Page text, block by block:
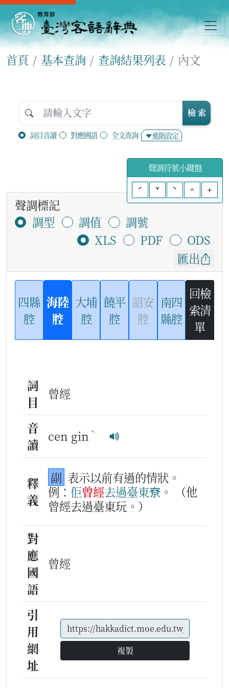
首頁 基本查詢 查詢結果列表 內文
詞目音讀 對應國語 全文查詢 進階設定
檢 索
聲調符號小鍵盤
ˊ
ˇ ˋ ^ +
聲調標記
調型
調值
調號
XLS
PDF
ODS
匯出
四縣
腔
海陸
腔
大埔
腔
饒平
腔
詔安
腔
南四
縣腔
回檢
索清
單
詞
目
曾經
音
讀
cen gin ˋ
釋
義
副 表示以前有過的情狀。
例： 佢曾經去過臺東尞 。
（他
曾經去過臺東玩。）
對
應
國
語
曾經
引
用
網
址
複製